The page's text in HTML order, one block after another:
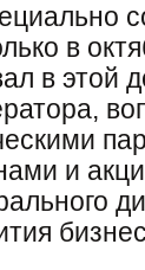
в
в этой
и